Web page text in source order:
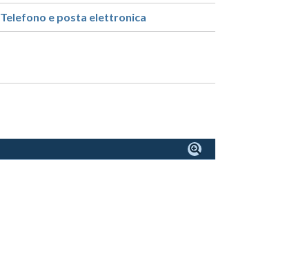
Telefono e posta elettronica